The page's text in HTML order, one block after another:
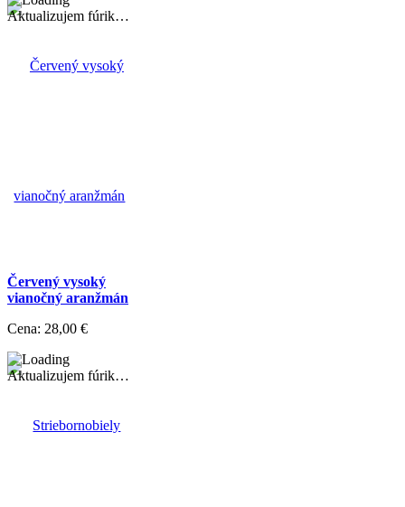
Aktualizujem fúrik…
Červený vysoký
vianočný aranžmán
Cena: 28,00 €
Aktualizujem fúrik…